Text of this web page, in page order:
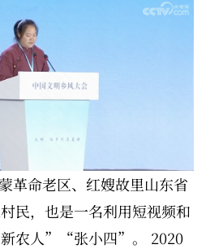
革命老区、红嫂故里山东省
民，也是一名利用短视频和
农人”“张小四”。 2020